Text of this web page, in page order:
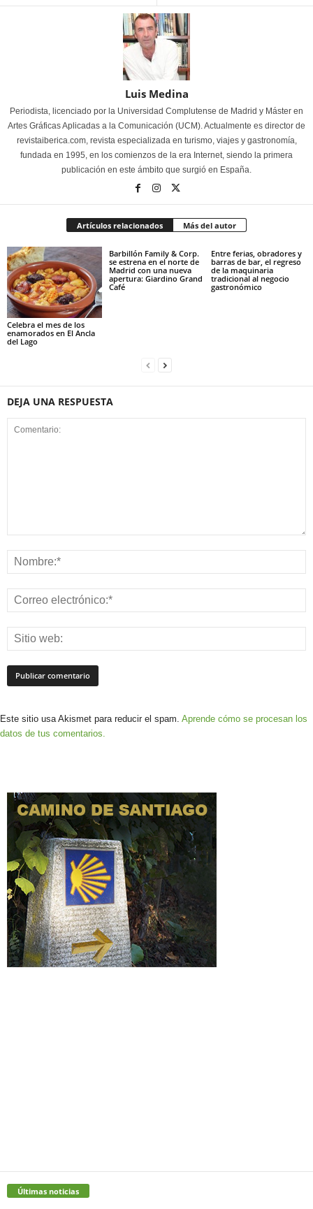
Luis Medina
Periodista, licenciado por la Universidad Complutense de Madrid y Máster en
Artes Gráficas Aplicadas a la Comunicación (UCM). Actualmente es director de
revistaiberica.com, revista especializada en turismo, viajes y gastronomía,
fundada en 1995, en los comienzos de la era Internet, siendo la primera
publicación en este ámbito que surgió en España.
Artículos relacionados Más del autor
Celebra el mes de los
enamorados en El Ancla
del Lago
Barbillón Family & Corp.
se estrena en el norte de
Madrid con una nueva
apertura: Giardino Grand
Café
Entre ferias, obradores y
barras de bar, el regreso
de la maquinaria
tradicional al negocio
gastronómico
DEJA UNA RESPUESTA
Este sitio usa Akismet para reducir el spam. Aprende cómo se procesan los
datos de tus comentarios.
Últimas noticias